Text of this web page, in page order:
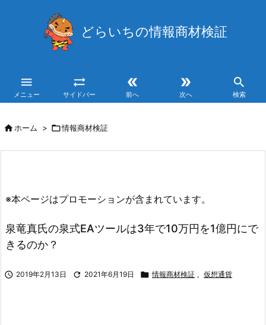
どらいちの情報商材検証

メニュー

サイドバー

前へ

次へ

検索
ホーム > 情報商材検証
※本ページはプロモーションが含まれています。
泉竜真氏の泉式EAツールは3年で10万円を1億円にで
きるのか？
 2019年2月13日  2021年6月19日  情報商材検証 , 仮想通貨